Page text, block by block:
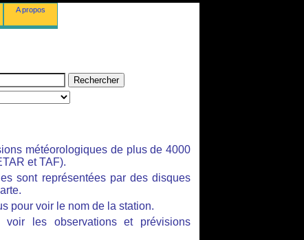
A propos
météorologiques de plus de 4000
et TAF).
sont représentées par des disques
pour voir le nom de la station.
voir les observations et prévisions